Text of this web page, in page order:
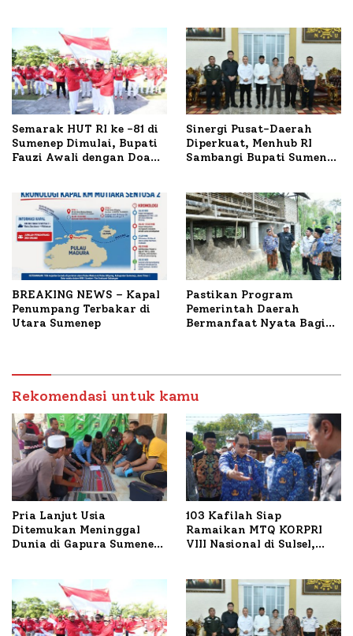
Semarak HUT RI ke -81 di
Sumenep Dimulai, Bupati
Fauzi Awali dengan Doa
Sinergi Pusat-Daerah
Diperkuat, Menhub RI
Sambangi Bupati Sumenep
BREAKING NEWS – Kapal
Penumpang Terbakar di
Utara Sumenep
Pastikan Program
Pemerintah Daerah
Bermanfaat Nyata Bagi
Petelur di Desa Bataal
Timur
Rekomendasi untuk kamu
Pria Lanjut Usia
Ditemukan Meninggal
Dunia di Gapura Sumenep,
103 Kafilah Siap
Ramaikan MTQ KORPRI
VIII Nasional di Sulsel,